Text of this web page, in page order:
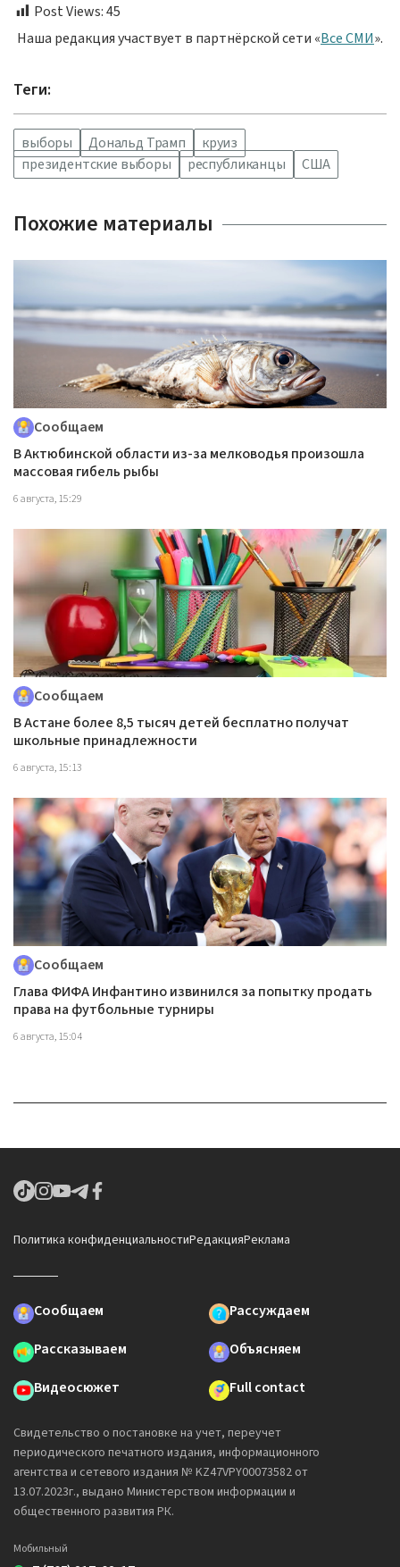
Post Views:45
Наша редакция участвует в партнёрской сети «Все СМИ».
Теги:
выборы Дональд Трамп
круиз
президентские выборы
республиканцы США
Похожие материалы
Сообщаем
В Актюбинской области из-за мелководья произошла
массовая гибель рыбы
6 августа, 15:29
Сообщаем
В Астане более 8,5 тысяч детей бесплатно получат
школьные принадлежности
6 августа, 15:13
Сообщаем
Глава ФИФА Инфантино извинился за попытку продать
права на футбольные турниры
6 августа, 15:04
Политика конфиденциальностиРедакцияРеклама
Сообщаем
Рассуждаем
Рассказываем
Объясняем
Видеосюжет
Full contact
Свидетельство о постановке на учет, переучет
периодического печатного издания, информационного
агентства и сетевого издания № KZ47VPY00073582 от
13.07.2023г., выдано Министерством информации и
общественного развития РК.
Мобильный